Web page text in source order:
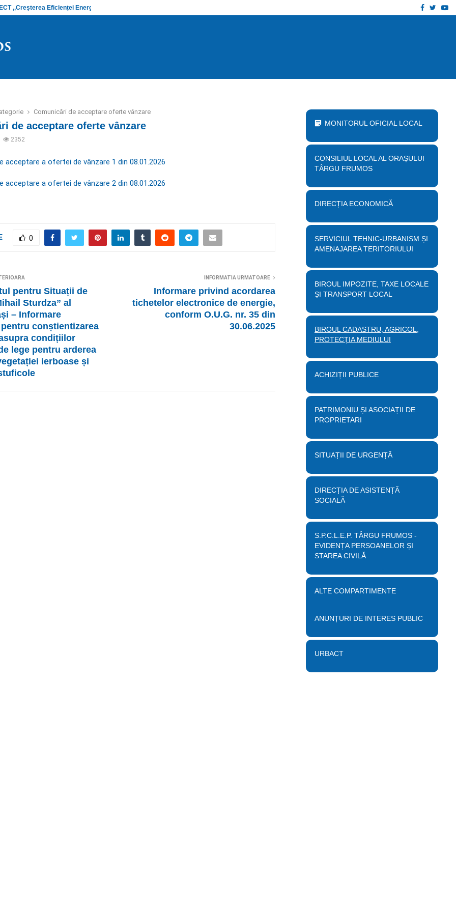
,,Creșterea Eficienței Energetice și… Facebook
Comunicări de acceptare oferte vânzare
de acceptare oferte vânzare
2352
acceptare a ofertei de vânzare 1 din 08.01.2026
acceptare a ofertei de vânzare 2 din 08.01.2026
0
pentru Situații de
Sturdza” al
– Informare
conștientizarea
condițiilor
lege pentru arderea
ierboase și
INFORMATIA URMATOARE
Informare privind acordarea
tichetelor electronice de energie,
conform O.U.G. nr. 35 din
30.06.2025
MONITORUL OFICIAL LOCAL
CONSILIUL LOCAL AL ORAȘULUI
TÂRGU FRUMOS
DIRECȚIA ECONOMICĂ
SERVICIUL TEHNIC-URBANISM ȘI
AMENAJAREA TERITORIULUI
BIROUL IMPOZITE, TAXE LOCALE
ȘI TRANSPORT LOCAL
BIROUL CADASTRU, AGRICOL,
PROTECȚIA MEDIULUI
ACHIZIȚII PUBLICE
PATRIMONIU ȘI ASOCIAȚII DE
PROPRIETARI
SITUAȚII DE URGENȚĂ
DIRECȚIA DE ASISTENȚĂ
SOCIALĂ
S.P.C.L.E.P. TÂRGU FRUMOS -
EVIDENȚA PERSOANELOR ȘI
STAREA CIVILĂ
ALTE COMPARTIMENTE
ANUNȚURI DE INTERES PUBLIC
URBACT